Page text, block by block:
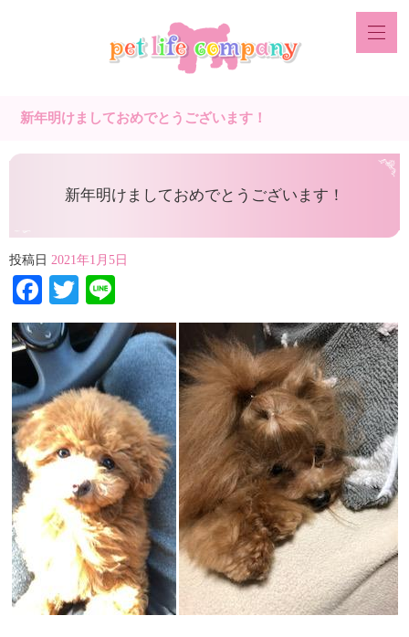
新年明けましておめでとうございます！
新年明けましておめでとうございます！
投稿日 2021年1月5日
Facebook
Twitter